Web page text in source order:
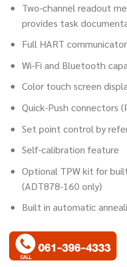
Two-channel readout
provides task
Full HART
Wi-Fi and Bluetooth
Color touch screen
Quick-Push connectors
Set point control by
Self-calibration feature
Optional TPW kit for
(ADT878-160 only)
Built in automatic